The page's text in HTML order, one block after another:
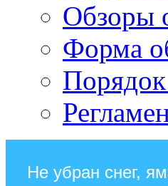
Обзоры
Форма
Не убран снег,